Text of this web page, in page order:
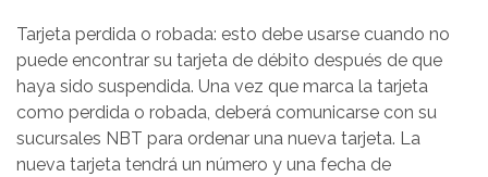
Tarjeta perdida o robada: esto debe usarse cuando no
puede encontrar su tarjeta de débito después de que
haya sido suspendida. Una vez que marca la tarjeta
como perdida o robada, deberá comunicarse con su
sucursales NBT para ordenar una nueva tarjeta. La
nueva tarjeta tendrá un número y una fecha de